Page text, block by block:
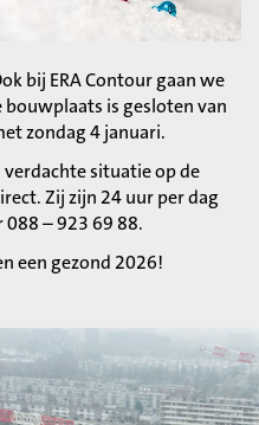
bij ERA Contour gaan we
is gesloten van
zondag 4 januari.
situatie op de
Zij zijn 24 uur per dag
– 923 69 88.
een gezond 2026!